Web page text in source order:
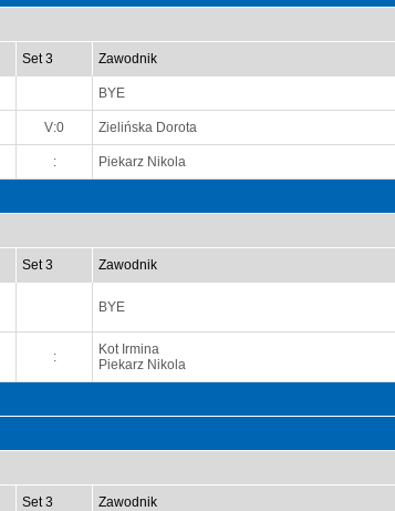
Set 3 Zawodnik
BYE
V:0 Zielińska Dorota
: Piekarz Nikola
Set 3 Zawodnik
BYE
:
Kot Irmina
Piekarz Nikola
Set 3 Zawodnik